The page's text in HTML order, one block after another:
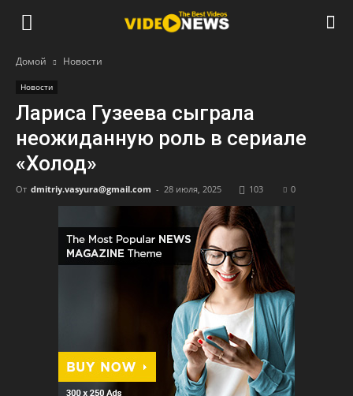
Домой Новости
Новости
Лариса Гузеева сыграла
неожиданную роль в сериале
«Холод»
От dmitriy.vasyura@gmail.com - 28 июля, 2025 103 0